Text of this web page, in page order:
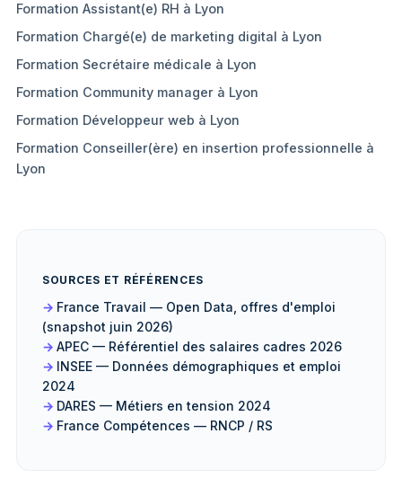
Formation Assistant(e) RH à Lyon
Formation Chargé(e) de marketing digital à Lyon
Formation Secrétaire médicale à Lyon
Formation Community manager à Lyon
Formation Développeur web à Lyon
Formation Conseiller(ère) en insertion professionnelle à
Lyon
SOURCES ET RÉFÉRENCES
France Travail — Open Data, offres d'emploi
(snapshot juin 2026)
APEC — Référentiel des salaires cadres 2026
INSEE — Données démographiques et emploi
2024
DARES — Métiers en tension 2024
France Compétences — RNCP / RS